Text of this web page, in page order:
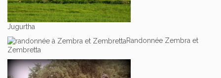
Jugurtha
Randonnée Zembra et
Zembretta